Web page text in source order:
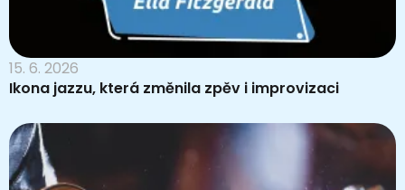
15. 6. 2026
Ikona jazzu, která změnila zpěv i improvizaci